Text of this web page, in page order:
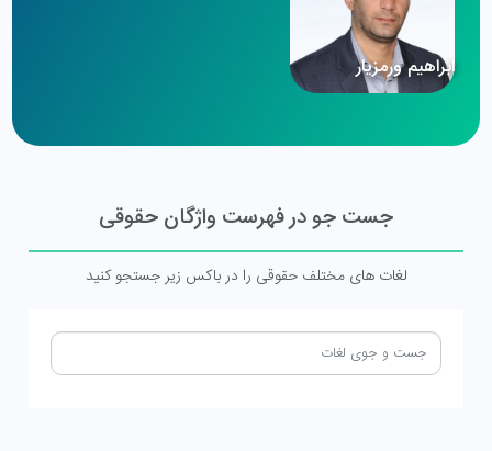
ابراهیم ورمزیار
جست جو در فهرست واژگان حقوقی
لغات های مختلف حقوقی را در باکس زیر جستجو کنید